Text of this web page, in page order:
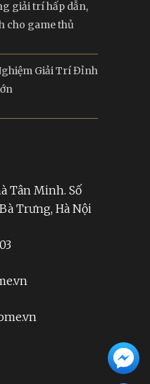
giải trí hấp dẫn,
cho game thủ
Giải Trí Đỉnh
Tân Minh. Số
Trưng, Hà Nội